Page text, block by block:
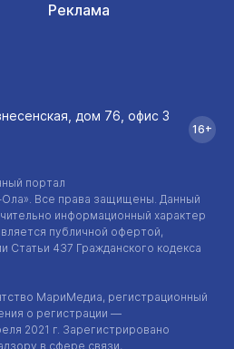
Реклама
портал
. Все права защищены. Данный
информационный характер
публичной офертой,
437 Гражданского кодекса
МариМедиа, регистрационный
о регистрации —
2021 г. Зарегистрировано
в сфере связи,
дом 76, офис 3
16+